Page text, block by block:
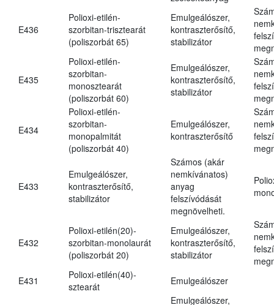
E436
Polioxi-etilén-
szorbitan-trisztearát
(poliszorbát 65)
Emulgeálószer,
kontraszterősítő,
stabilizátor
E435
Polioxi-etilén-
szorbitan-
monosztearát
(poliszorbát 60)
Emulgeálószer,
kontraszterősítő,
stabilizátor
E434
Polioxi-etilén-
szorbitan-
monopalmitát
(poliszorbát 40)
Emulgeálószer,
kontraszterősítő
E433
Emulgeálószer,
kontraszterősítő,
stabilizátor
Számos (akár
nemkívánatos)
anyag
felszívódását
megnövelheti.
E432
Polioxi-etilén(20)-
szorbitan-monolaurát
(poliszorbát 20)
Emulgeálószer,
kontraszterősítő,
stabilizátor
E431
Polioxi-etilén(40)-
sztearát
Emulgeálószer
Emulgeálószer,